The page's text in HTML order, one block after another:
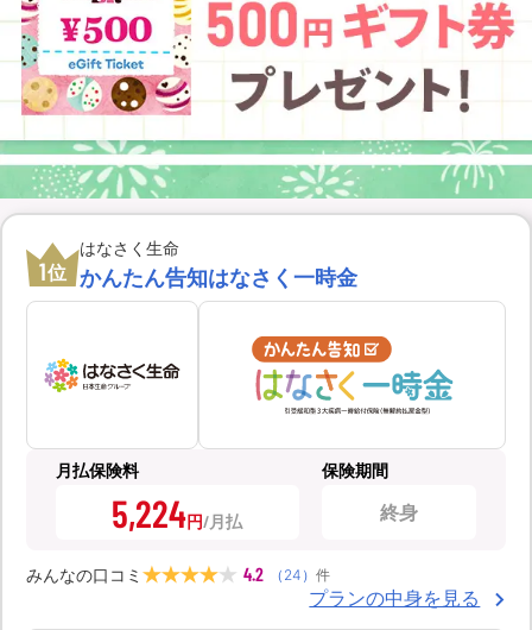
1位
はなさく生命
かんたん告知はなさく一時金
月払保険料
5,224円
保険期間
終身
みんなの口コミ 4.2 （ 24 ） 件
プランの中身を見る